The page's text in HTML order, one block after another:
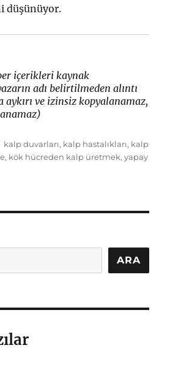
düşünüyor.
içerikleri kaynak
adı belirtilmeden alıntı
aykırı ve izinsiz kopyalanamaz,
Etiketler
kalp duvarları, kalp hastalıkları, kalp
, kök hücreden kalp üretmek,yapay
ARA